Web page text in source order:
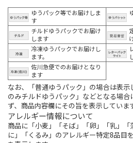
ゆうパック等でお届けしま
す
チルドゆうパックでお届け
します
冷凍ゆうパックでお届けし
ます。
佐川急便でのお届けとなり
ます
なお、「普通ゆうパック」の場合は表
のみチルドゆうパック」などとなる場
ず、商品内容欄にその旨を表示していま
アレルギー情報について
商品に「小麦」「そば」「卵」「乳」
に」「くるみ」のアレルギー特定8品目